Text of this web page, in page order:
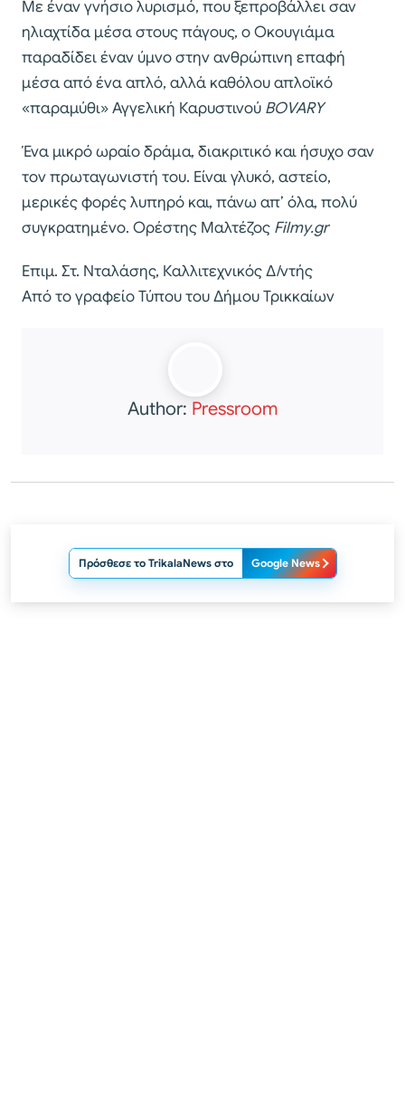
Με έναν γνήσιο λυρισμό, που ξεπροβάλλει σαν
ηλιαχτίδα μέσα στους πάγους, ο Οκουγιάμα
παραδίδει έναν ύμνο στην ανθρώπινη επαφή
μέσα από ένα απλό, αλλά καθόλου απλοϊκό
«παραμύθι» Αγγελική Καρυστινού BOVARY
Ένα μικρό ωραίο δράμα, διακριτικό και ήσυχο σαν
τον πρωταγωνιστή του. Είναι γλυκό, αστείο,
μερικές φορές λυπηρό και, πάνω απ’ όλα, πολύ
συγκρατημένο. Ορέστης Μαλτέζος Filmy.gr
Επιμ. Στ. Νταλάσης, Καλλιτεχνικός Δ/ντής
Από το γραφείο Τύπου του Δήμου Τρικκαίων
Author: Pressroom
Πρόσθεσε το TrikalaNews στο Google News